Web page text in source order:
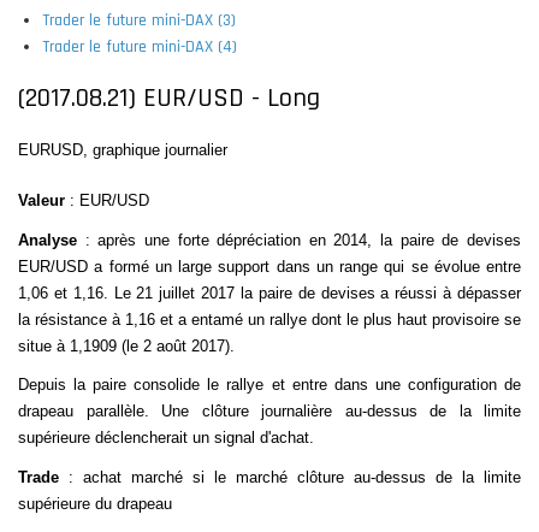
Trader le future mini-DAX (3)
Trader le future mini-DAX (4)
(2017.08.21) EUR/USD - Long
EURUSD, graphique journalier
Valeur : EUR/USD
Analyse : après une forte dépréciation en 2014, la paire de devises
EUR/USD a formé un large support dans un range qui se évolue entre
1,06 et 1,16. Le 21 juillet 2017 la paire de devises a réussi à dépasser
la résistance à 1,16 et a entamé un rallye dont le plus haut provisoire se
situe à 1,1909 (le 2 août 2017).
Depuis la paire consolide le rallye et entre dans une configuration de
drapeau parallèle. Une clôture journalière au-dessus de la limite
supérieure déclencherait un signal d'achat.
Trade : achat marché si le marché clôture au-dessus de la limite
supérieure du drapeau